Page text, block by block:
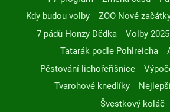
Kdy budou volby
ZOO Nové
7 pádů Honzy Dědka
Volby 2025
Tatarák podle Pohlreicha
Pěstování lichořeřišnice
Tvarohové knedlíky
Švestkový koláč